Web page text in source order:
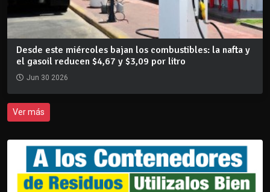
Desde este miércoles bajan los combustibles: la nafta y
el gasoil reducen $4,67 y $3,09 por litro
Jun 30 2026
Ver más